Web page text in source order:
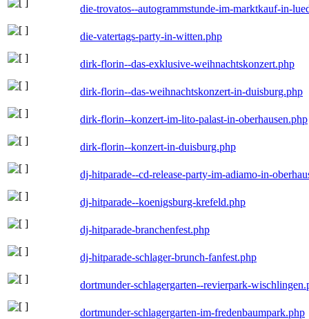
die-trovatos--autogrammstunde-im-marktkauf-in-
die-vatertags-party-in-witten.php
dirk-florin--das-exklusive-weihnachtskonzert.php
dirk-florin--das-weihnachtskonzert-in-duisburg.php
dirk-florin--konzert-im-lito-palast-in-oberhausen.php
dirk-florin--konzert-in-duisburg.php
dj-hitparade--cd-release-party-im-adiamo-in-
dj-hitparade--koenigsburg-krefeld.php
dj-hitparade-branchenfest.php
dj-hitparade-schlager-brunch-fanfest.php
dortmunder-schlagergarten--revierpark-
dortmunder-schlagergarten-im-fredenbaumpark.php